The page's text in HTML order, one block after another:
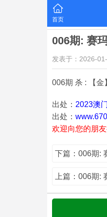
首页
006期: 赛
发表于：2026-
006期 杀 : 【金
出处： 2023澳
出处：
欢迎向您的朋
下篇：006期:
上篇：006期: